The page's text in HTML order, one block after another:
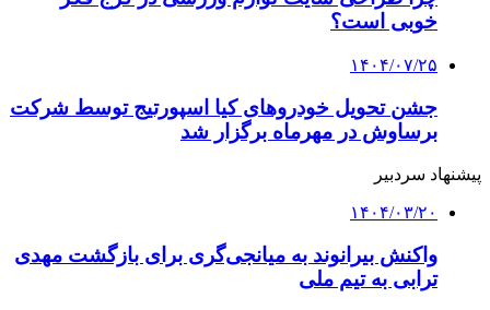
خوبی است؟
۱۴۰۴/۰۷/۲۵
جشن تحویل خودروهای کیا اسپورتیج توسط شرکت
برساوش در مهرماه برگزار شد
پیشنهاد سردبیر
۱۴۰۴/۰۳/۲۰
واکنش بیرانوند به میانجی‌گری برای بازگشت مهدی
ترابی به تیم ملی